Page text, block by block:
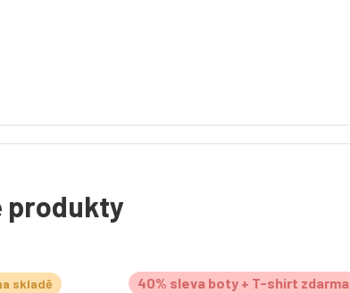
produkty
skladě 40% sleva boty + T-shirt zdarma